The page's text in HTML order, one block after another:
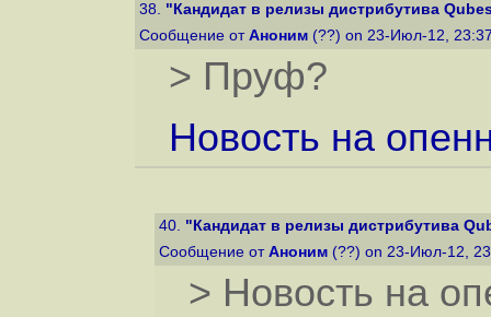
38. "Кандидат в релизы дистрибутива
Сообщение от Аноним (??) on 23-Июл-12,
> Пруф?
Новость на
40. "Кандидат в релизы дистрибутива
Сообщение от Аноним (??) on 23-Июл-12,
> Новость на